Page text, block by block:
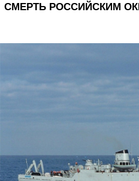
СМЕРТЬ РОССИЙСКИМ